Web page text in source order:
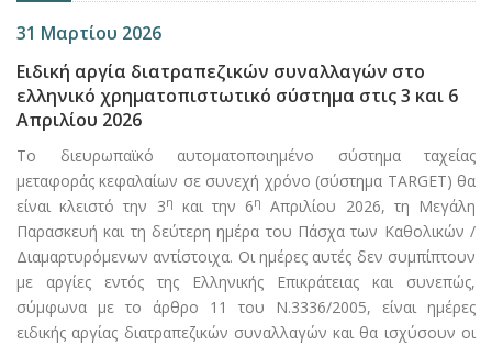
31 Μαρτίου 2026
Ειδική αργία διατραπεζικών συναλλαγών στο
ελληνικό χρηματοπιστωτικό σύστημα στις 3 και 6
Απριλίου 2026
Το διευρωπαϊκό αυτοματοποιημένο σύστημα ταχείας
μεταφοράς κεφαλαίων σε συνεχή χρόνο (σύστημα ΤARGET) θα
είναι κλειστό την 3η και την 6η
Απριλίου 2026, τη Μεγάλη
Παρασκευή και τη δεύτερη ημέρα του Πάσχα των Καθολικών /
Διαμαρτυρόμενων αντίστοιχα. Οι ημέρες αυτές δεν συμπίπτουν
με αργίες εντός της Ελληνικής Επικράτειας και συνεπώς,
σύμφωνα με το άρθρο 11 του Ν.3336/2005, είναι ημέρες
ειδικής αργίας διατραπεζικών συναλλαγών και θα ισχύσουν οι